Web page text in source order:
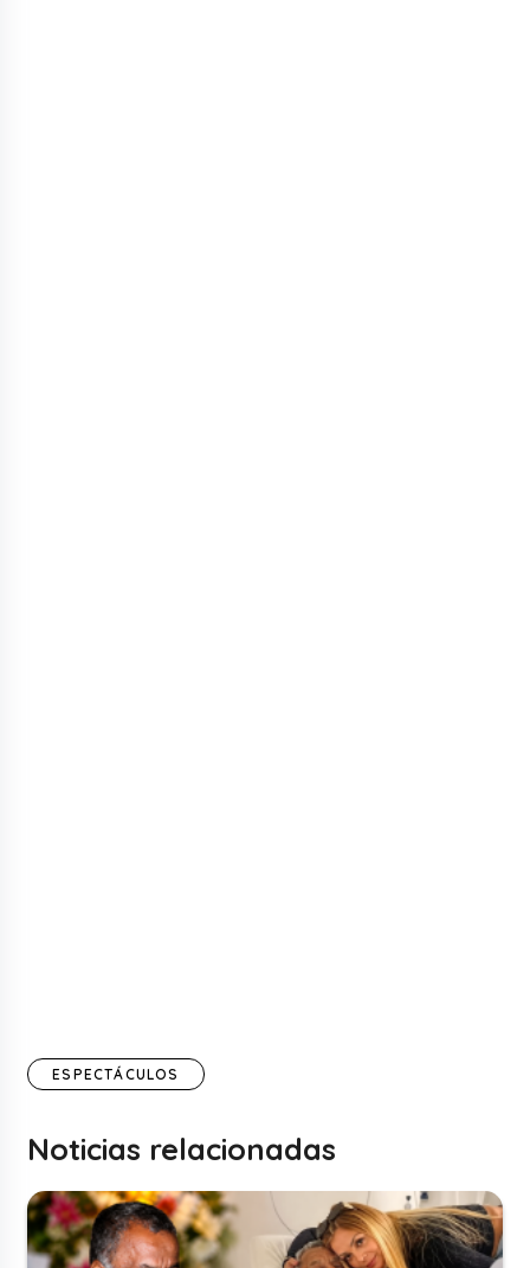
ESPECTÁCULOS
Noticias relacionadas